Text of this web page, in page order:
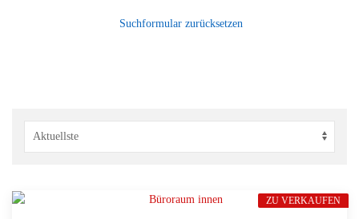
Suchformular zurücksetzen
ZU VERKAUFEN